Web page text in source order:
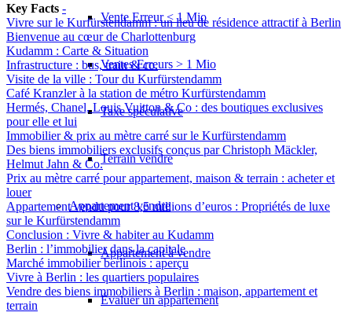
Vente Erreur < 1 Mio
Ventes Erreurs > 1 Mio
Taxe spéculative
Terrain vendre
Appartementvendre
Appartement à vendre
Évaluer un appartement
Key Facts -
Vivre sur le Kurfürstendamm : un lieu de résidence attractif à Berlin
Bienvenue au cœur de Charlottenburg
Kudamm : Carte & Situation
Infrastructure : bus, train & co.
Visite de la ville : Tour du Kurfürstendamm
Café Kranzler à la station de métro Kurfürstendamm
Hermés, Chanel, Louis Vuitton & Co : des boutiques exclusives
pour elle et lui
Immobilier & prix au mètre carré sur le Kurfürstendamm
Des biens immobiliers exclusifs conçus par Christoph Mäckler,
Helmut Jahn & Co.
Prix au mètre carré pour appartement, maison & terrain : acheter et
louer
Appartement vendu pour 8,5 millions d’euros : Propriétés de luxe
sur le Kurfürstendamm
Conclusion : Vivre & habiter au Kudamm
Berlin : l’immobilier dans la capitale
Marché immobilier berlinois : aperçu
Vivre à Berlin : les quartiers populaires
Vendre des biens immobiliers à Berlin : maison, appartement et
terrain